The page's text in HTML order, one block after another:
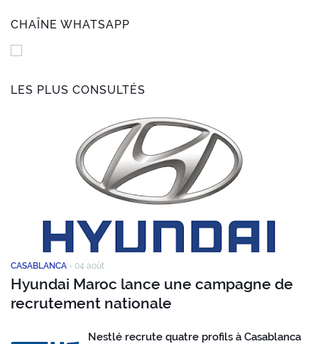
CHAÎNE WHATSAPP
LES PLUS CONSULTÉS
CASABLANCA - 04 août
Hyundai Maroc lance une campagne de
recrutement nationale
Nestlé recrute quatre profils à Casablanca